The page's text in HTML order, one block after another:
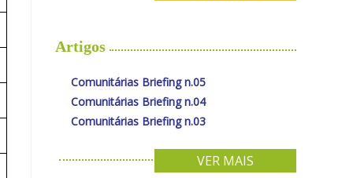
Artigos
Comunitárias Briefing n.05
Comunitárias Briefing n.04
Comunitárias Briefing n.03
VER MAIS